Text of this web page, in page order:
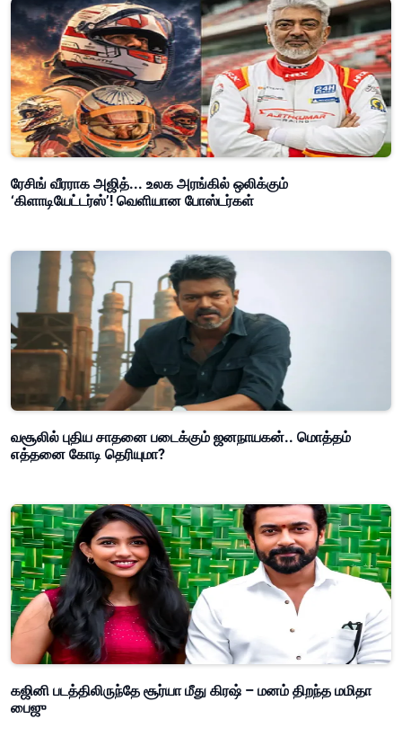
ரேசிங் வீரராக அஜித்... உலக அரங்கில் ஒலிக்கும்
‘கிளாடியேட்டர்ஸ்’! வெளியான போஸ்டர்கள்
வசூலில் புதிய சாதனை படைக்கும் ஜனநாயகன்.. மொத்தம்
எத்தனை கோடி தெரியுமா?
கஜினி படத்திலிருந்தே சூர்யா மீது கிரஷ் – மனம் திறந்த மமிதா
பைஜு